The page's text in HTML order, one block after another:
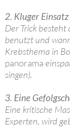
2. Kluger
Der Trick
benutzt und
Krebsthema in
panorama
singen).
3. Eine
Eine kritische
Experten, wird